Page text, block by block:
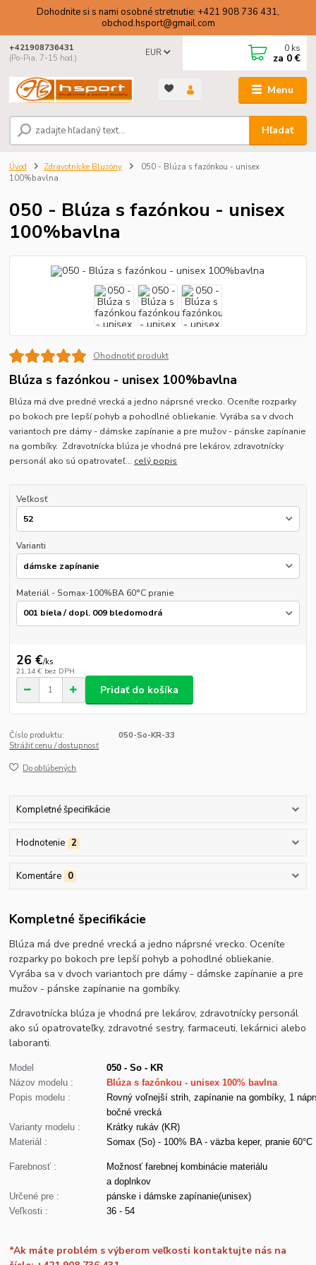
Dohodnite si s nami osobné stretnutie: +421 908 736 431,
obchod.hsport@gmail.com
Menu
EUR
Hľadať
+421908736431
(Po-Pia, 7-15 hod.)
0 ks
za 0 €
Úvod Zdravotnícke Bluzóny
050 - Blúza s fazónkou - unisex
100%bavlna
050 - Blúza s fazónkou - unisex
100%bavlna
Ohodnotiť produkt
Blúza s fazónkou - unisex 100%bavlna
Blúza má dve predné vrecká a jedno náprsné vrecko. Oceníte rozparky
po bokoch pre lepší pohyb a pohodlné obliekanie. Vyrába sa v dvoch
variantoch pre dámy - dámske zapínanie a pre mužov - pánske zapínanie
na gombíky. Zdravotnícka blúza je vhodná pre lekárov, zdravotnícky
personál ako sú opatrovateľ... celý popis
Veľkosť
Varianti
Materiál - Somax-100%BA 60°C pranie
26 €/ks
21,14 € bez DPH
Pridať do košíka
Číslo produktu:
050-So-KR-33
Strážiť cenu / dostupnosť
Do obľúbených
Kompletné špecifikácie
Hodnotenie 2
Komentáre 0
Kompletné špecifikácie
Blúza má dve predné vrecká a jedno náprsné vrecko. Oceníte
rozparky po bokoch pre lepší pohyb a pohodlné obliekanie.
Vyrába sa v dvoch variantoch pre dámy - dámske zapínanie a pre
mužov - pánske zapínanie na gombíky.
Zdravotnícka blúza je vhodná pre lekárov, zdravotnícky personál
ako sú opatrovateľky, zdravotné sestry, farmaceuti, lekárnici alebo
laboranti.
Model
050 - So - KR
Názov modelu :
Blúza s fazónkou - unisex 100% bavlna
Popis modelu :
Rovný voľnejší strih, zapínanie na gombíky, 1
bočné vrecká
Varianty modelu :
Krátky rukáv (KR)
Materiál :
Somax (So) - 100% BA - väzba keper, pranie 60°C
Farebnosť :
Možnosť farebnej kombinácie materiálu
a doplnkov
Určené pre :
pánske i dámske zapínanie(unisex)
Veľkosti :
36 - 54
*Ak máte problém s výberom veľkosti kontaktujte nás na